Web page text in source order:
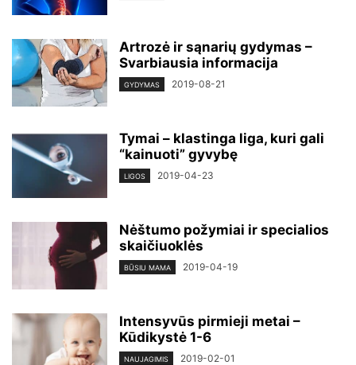
Artrozė ir sąnarių gydymas –
Svarbiausia informacija
GYDYMAS 2019-08-21
Tymai – klastinga liga, kuri gali
“kainuoti” gyvybę
LIGOS 2019-04-23
Nėštumo požymiai ir specialios
skaičiuoklės
BŪSIU MAMA 2019-04-19
Intensyvūs pirmieji metai –
Kūdikystė 1-6
NAUJAGIMIS 2019-02-01